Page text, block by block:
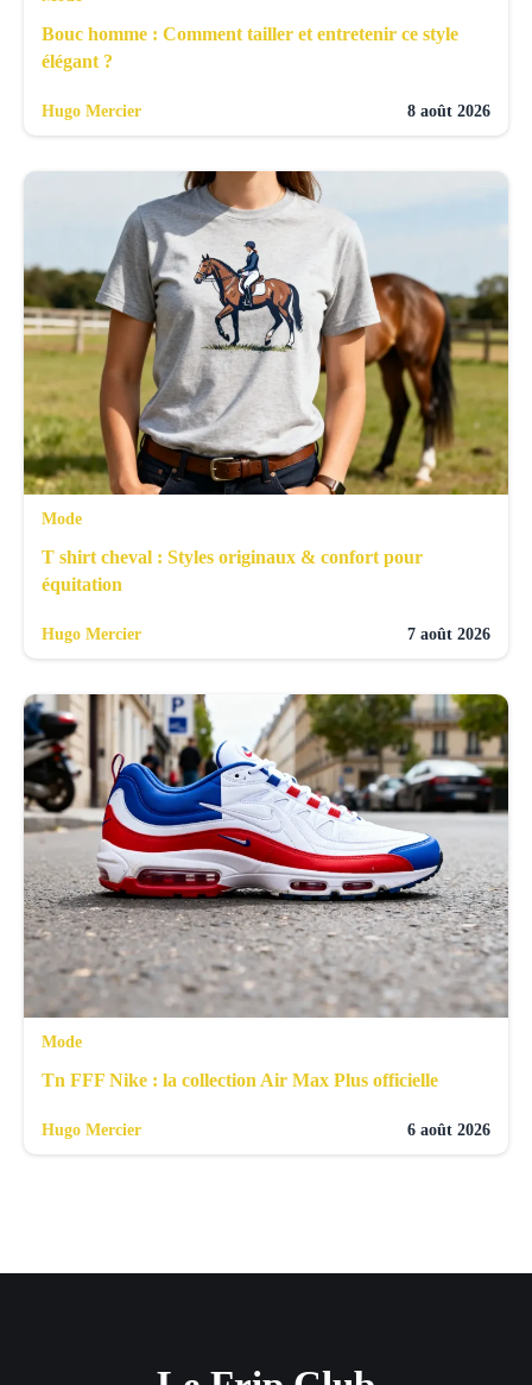
Bouc homme : Comment tailler et entretenir ce style
élégant ?
Hugo Mercier 8 août 2026
Mode
T shirt cheval : Styles originaux & confort pour
équitation
Hugo Mercier 7 août 2026
Mode
Tn FFF Nike : la collection Air Max Plus officielle
Hugo Mercier 6 août 2026